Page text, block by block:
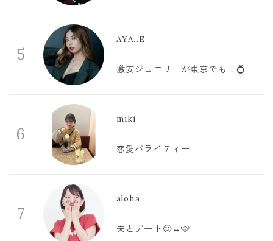
5
AYA..E
激安ジュエリーが東京でも！💍
6
miki
恋愛バライティー
7
aloha
夫とデート🙂‍↔️🩷